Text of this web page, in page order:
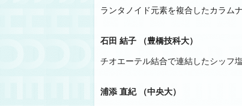
ランタノイド元素を複合したカラム
石田 結子 （豊橋技科大）
チオエーテル結合で連結したシッフ
浦添 直紀 （中央大）